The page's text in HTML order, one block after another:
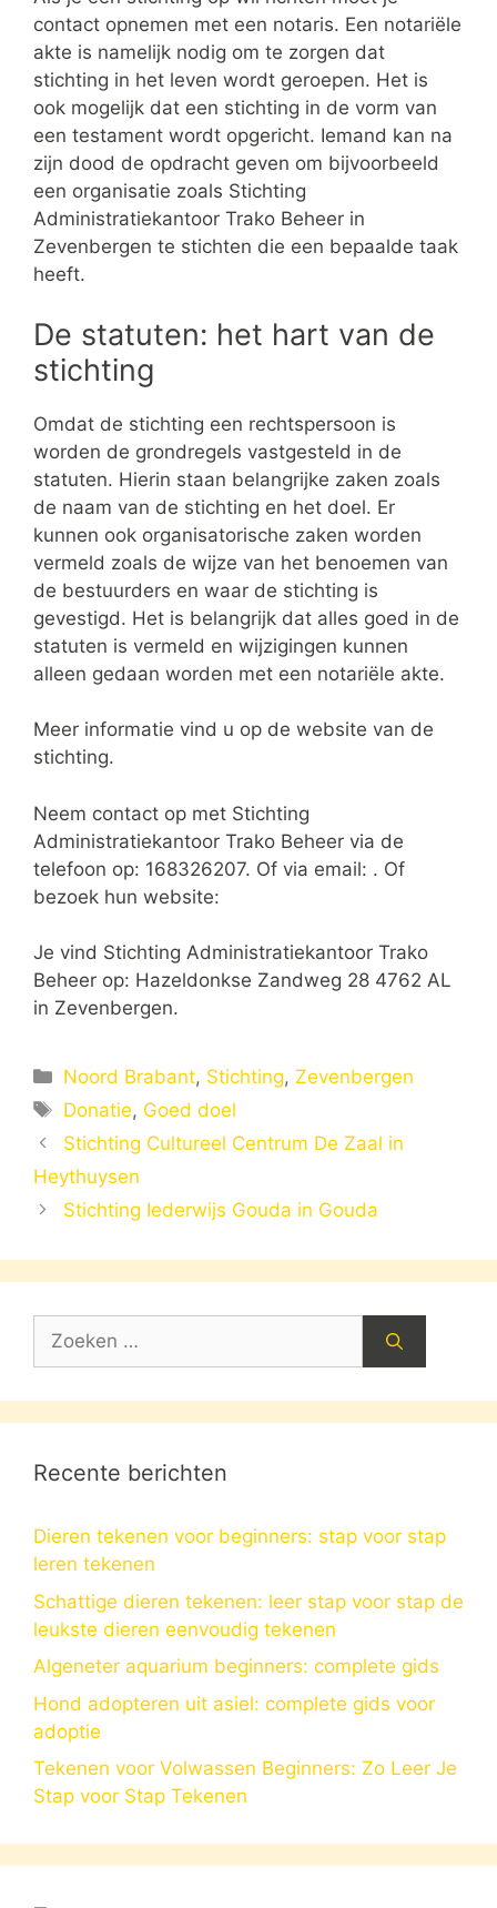
contact opnemen met een notaris. Een notariële
akte is namelijk nodig om te zorgen dat
stichting in het leven wordt geroepen. Het is
ook mogelijk dat een stichting in de vorm van
een testament wordt opgericht. Iemand kan na
zijn dood de opdracht geven om bijvoorbeeld
een organisatie zoals Stichting
Administratiekantoor Trako Beheer in
Zevenbergen te stichten die een bepaalde taak
heeft.
De statuten: het hart van de
stichting
Omdat de stichting een rechtspersoon is
worden de grondregels vastgesteld in de
statuten. Hierin staan belangrijke zaken zoals
de naam van de stichting en het doel. Er
kunnen ook organisatorische zaken worden
vermeld zoals de wijze van het benoemen van
de bestuurders en waar de stichting is
gevestigd. Het is belangrijk dat alles goed in de
statuten is vermeld en wijzigingen kunnen
alleen gedaan worden met een notariële akte.
Meer informatie vind u op de website van de
stichting.
Neem contact op met Stichting
Administratiekantoor Trako Beheer via de
telefoon op: 168326207. Of via email: . Of
bezoek hun website:
Je vind Stichting Administratiekantoor Trako
Beheer op: Hazeldonkse Zandweg 28 4762 AL
in Zevenbergen.
Categorieën
Noord Brabant, Stichting, Zevenbergen
Tags
Donatie, Goed doel
Stichting Cultureel Centrum De Zaal in
Heythuysen
Stichting Iederwijs Gouda in Gouda
Zoek
Recente berichten
Dieren tekenen voor beginners: stap voor stap
leren tekenen
Schattige dieren tekenen: leer stap voor stap de
leukste dieren eenvoudig tekenen
Algeneter aquarium beginners: complete gids
Hond adopteren uit asiel: complete gids voor
adoptie
Tekenen voor Volwassen Beginners: Zo Leer Je
Stap voor Stap Tekenen